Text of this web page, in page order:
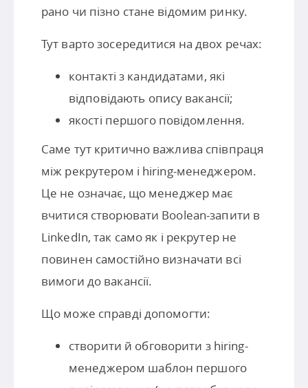
рано чи пізно стане відомим ринку.
Тут варто зосередитися на двох речах:
контакті з кандидатами, які
відповідають опису вакансії;
якості першого повідомлення.
Саме тут критично важлива співпраця
між рекрутером і hiring-менеджером.
Це не означає, що менеджер має
вчитися створювати Boolean-запити в
LinkedIn, так само як і рекрутер не
повинен самостійно визначати всі
вимоги до вакансії.
Що може справді допомогти:
створити й обговорити з hiring-
менеджером шаблон першого